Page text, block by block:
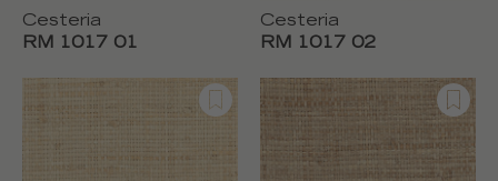
Cesteria
RM 1017 01
Cesteria
RM 1017 02